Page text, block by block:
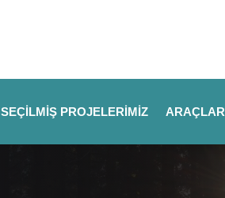
SEÇILMIŞ PROJELERIMIZ ARAÇLAR